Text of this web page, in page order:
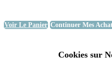
Voir Le Panier Continuer Mes
Cookies sur